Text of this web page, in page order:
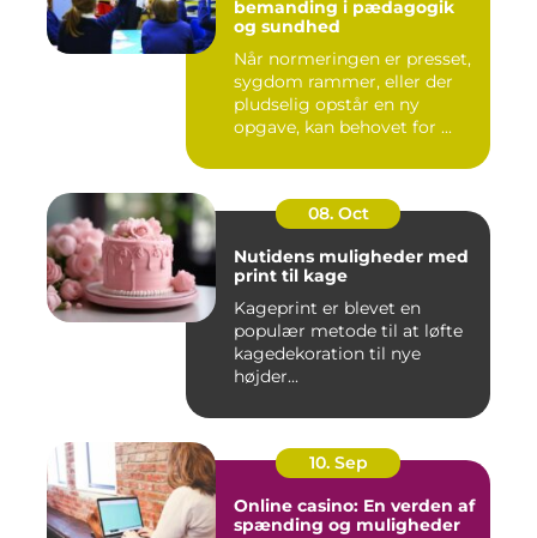
bemanding i pædagogik
og sundhed
Når normeringen er presset,
sygdom rammer, eller der
pludselig opstår en ny
opgave, kan behovet for ...
08. Oct
Nutidens muligheder med
print til kage
Kageprint er blevet en
populær metode til at løfte
kagedekoration til nye
højder...
10. Sep
Online casino: En verden af
spænding og muligheder